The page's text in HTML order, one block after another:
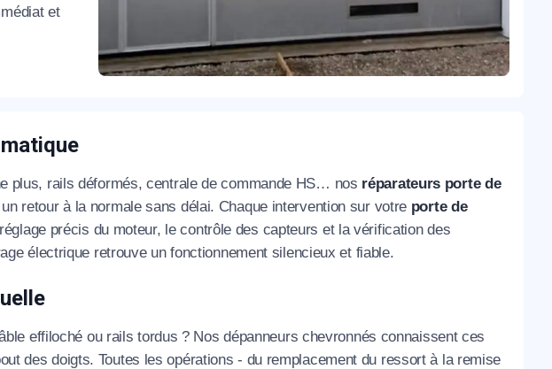
et
plus, rails déformés, centrale de commande HS… nos réparateurs porte de
retour à la normale sans délai. Chaque intervention sur votre porte de
précis du moteur, le contrôle des capteurs et la vérification des
électrique retrouve un fonctionnement silencieux et fiable.
effiloché ou rails tordus ? Nos dépanneurs chevronnés connaissent ces
des doigts. Toutes les opérations - du remplacement du ressort à la remise
demande.